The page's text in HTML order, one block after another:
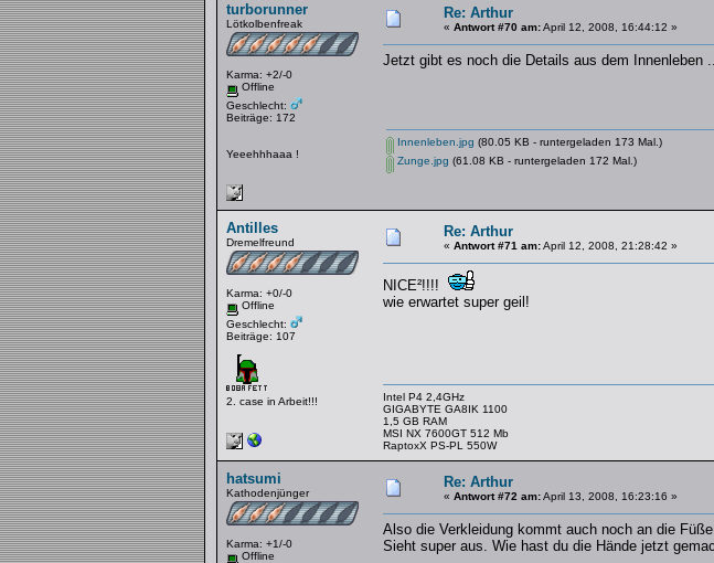
turborunner
Lötkolbenfreak
Karma: +2/-0
Offline
Geschlecht:
Beiträge: 172
Yeeehhhaaa !
Re: Arthur
« Antwort #70 am:April 12, 2008, 16:44:12 »
Jetzt gibt es noch die Details aus dem Innenleben
Innenleben.jpg (80.05 KB - runtergeladen 173 Mal.)
Zunge.jpg (61.08 KB - runtergeladen 172 Mal.)
Antilles
Dremelfreund
Karma: +0/-0
Offline
Geschlecht:
Beiträge: 107
2. case in Arbeit!!!
Re: Arthur
« Antwort #71 am:April 12, 2008, 21:28:42 »
NICE²!!!!
wie erwartet super geil!
Intel P4 2,4GHz
GIGABYTE GA8IK 1100
1,5 GB RAM
MSI NX 7600GT 512 Mb
RaptoxX PS-PL 550W
hatsumi
Kathodenjünger
Karma: +1/-0
Offline
Re: Arthur
« Antwort #72 am:April 13, 2008, 16:23:16 »
Also die Verkleidung kommt auch noch an die
Sieht super aus. Wie hast du die Hände jetzt